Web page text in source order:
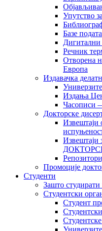
Упутство
Базе
Дигитални
Рeчник
Отворена
Европа
Издавачка
Издања
Часописи
Докторске
Извештаји
Извештаји
Промоције
Студенти
Зашто
Студентски
Студент